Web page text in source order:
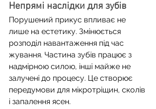
Непрямі наслідки для зубів
Порушений прикус впливає не
лише на естетику. Змінюється
розподіл навантаження під час
жування. Частина зубів працює з
надмірною силою, інші майже не
залучені до процесу. Це створює
передумови для мікротріщин, сколів
і запалення ясен.